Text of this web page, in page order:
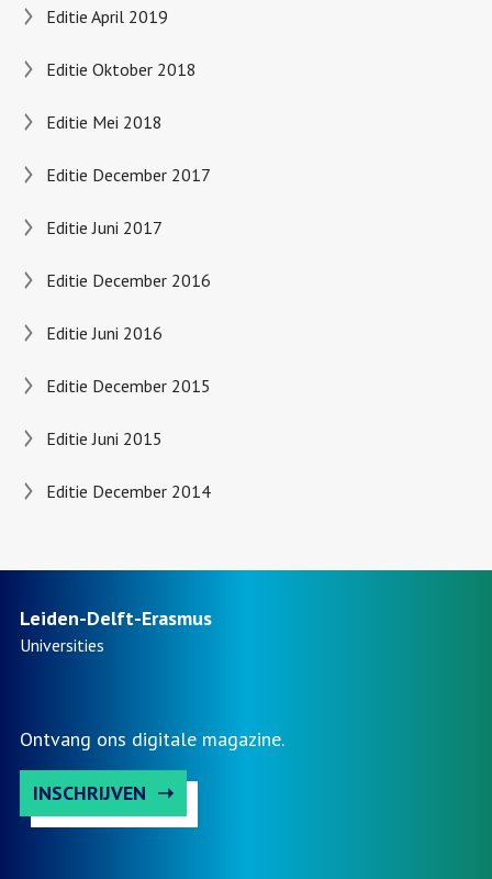
Editie April 2019
Editie Oktober 2018
Editie Mei 2018
Editie December 2017
Editie Juni 2017
Editie December 2016
Editie Juni 2016
Editie December 2015
Editie Juni 2015
Editie December 2014
Leiden-Delft-Erasmus
Universities
Ontvang ons digitale magazine.
INSCHRIJVEN